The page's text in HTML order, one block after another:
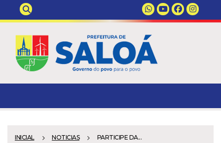
INICIAL NOTICIAS PARTICIPE DA...